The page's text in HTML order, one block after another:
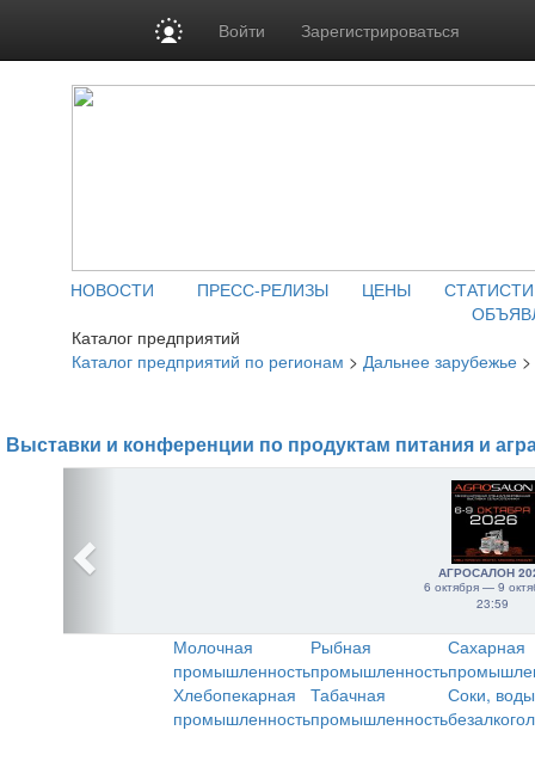
Войти Зарегистрироваться
НОВОСТИ ПРЕСС-РЕЛИЗЫ ЦЕНЫ
Каталог предприятий
Каталог предприятий по регионам > Дальнее зарубежье >
Выставки и конференции по продуктам питания и
АГРОСАЛОН
6 октября — 9
23:59
Молочная
промышленность
Рыбная
промышленность
Сахарная
Хлебопекарная
промышленность
Табачная
промышленность
Соки,